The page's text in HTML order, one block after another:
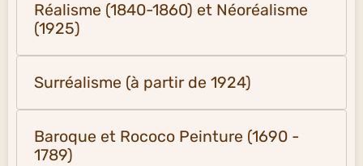
Réalisme (1840-1860) et Néoréalisme
(1925)
Surréalisme (à partir de 1924)
Baroque et Rococo Peinture (1690 -
1789)